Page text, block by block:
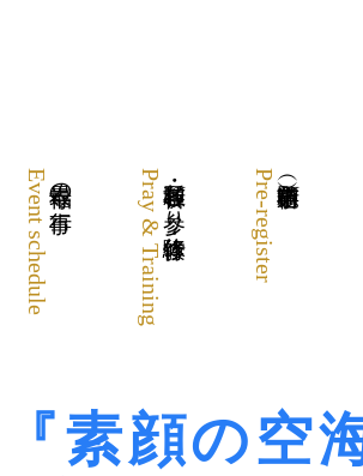
最福寺の行事
Event schedule 各種祈願・お参り・体験修行
Pray & Training Pre-register
『素顔の空